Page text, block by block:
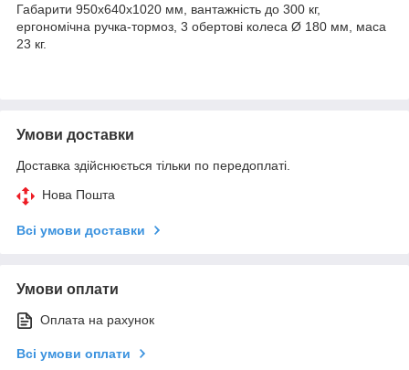
Габарити 950х640х1020 мм, вантажність до 300 кг,
ергономічна ручка-тормоз, 3 обертові колеса Ø 180 мм, маса
23 кг.
Умови доставки
Доставка здійснюється тільки по передоплаті.
Нова Пошта
Всі умови доставки
Умови оплати
Оплата на рахунок
Всі умови оплати